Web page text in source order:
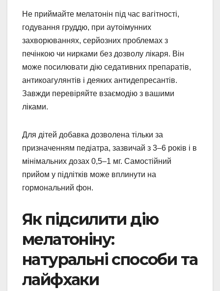
Не приймайте мелатонін під час вагітності,
годування груддю, при аутоімунних
захворюваннях, серйозних проблемах з
печінкою чи нирками без дозволу лікаря. Він
може посилювати дію седативних препаратів,
антикоагулянтів і деяких антидепресантів.
Завжди перевіряйте взаємодію з вашими
ліками.
Для дітей добавка дозволена тільки за
призначенням педіатра, зазвичай з 3–6 років і в
мінімальних дозах 0,5–1 мг. Самостійний
прийом у підлітків може вплинути на
гормональний фон.
Як підсилити дію
мелатоніну:
натуральні способи та
лайфхаки